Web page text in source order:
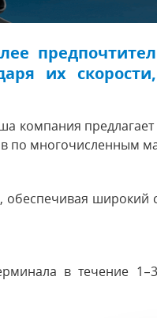
их
компания предлагает
по многочисленным
обеспечивая широкий
в течение